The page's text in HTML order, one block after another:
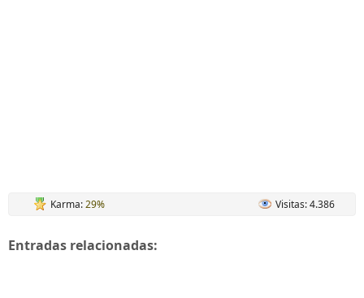
Karma:29% Visitas: 4.386
Entradas relacionadas: